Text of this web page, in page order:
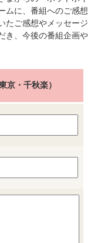
ムに、番組へのご感想
たご感想やメッセージ
き、今後の番組企画や
京・千秋楽）